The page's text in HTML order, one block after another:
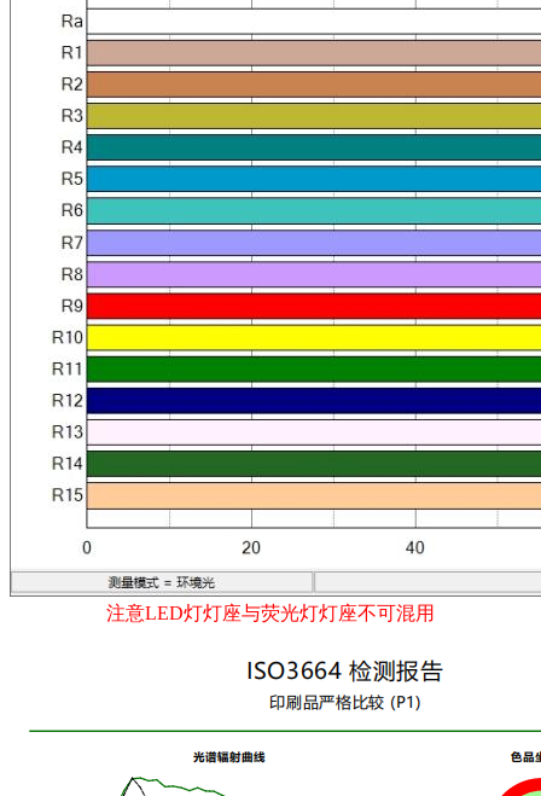
注意LED灯灯座与荧光灯灯座不可混用